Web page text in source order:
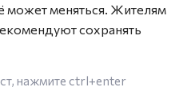
может меняться. Жителям
сохранять
нажмите ctrl+enter